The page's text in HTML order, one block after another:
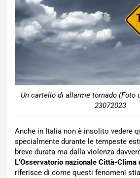
Un cartello di allarme tornado (Foto
23072023
Anche in Italia non è insolito vedere
specialmente durante le tempeste
breve durata ma dalla violenza
L’Osservatorio nazionale Città-Clima
riferisce di come questi fenomeni